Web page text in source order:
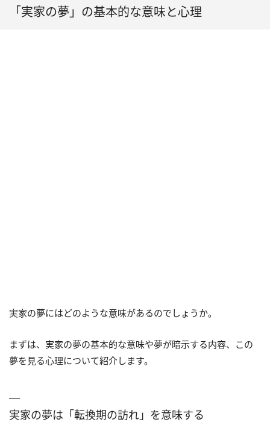
「実家の夢」の基本的な意味と心理
実家の夢にはどのような意味があるのでしょうか。
まずは、実家の夢の基本的な意味や夢が暗示する内容、この
夢を見る心理について紹介します。
実家の夢は「転換期の訪れ」を意味する